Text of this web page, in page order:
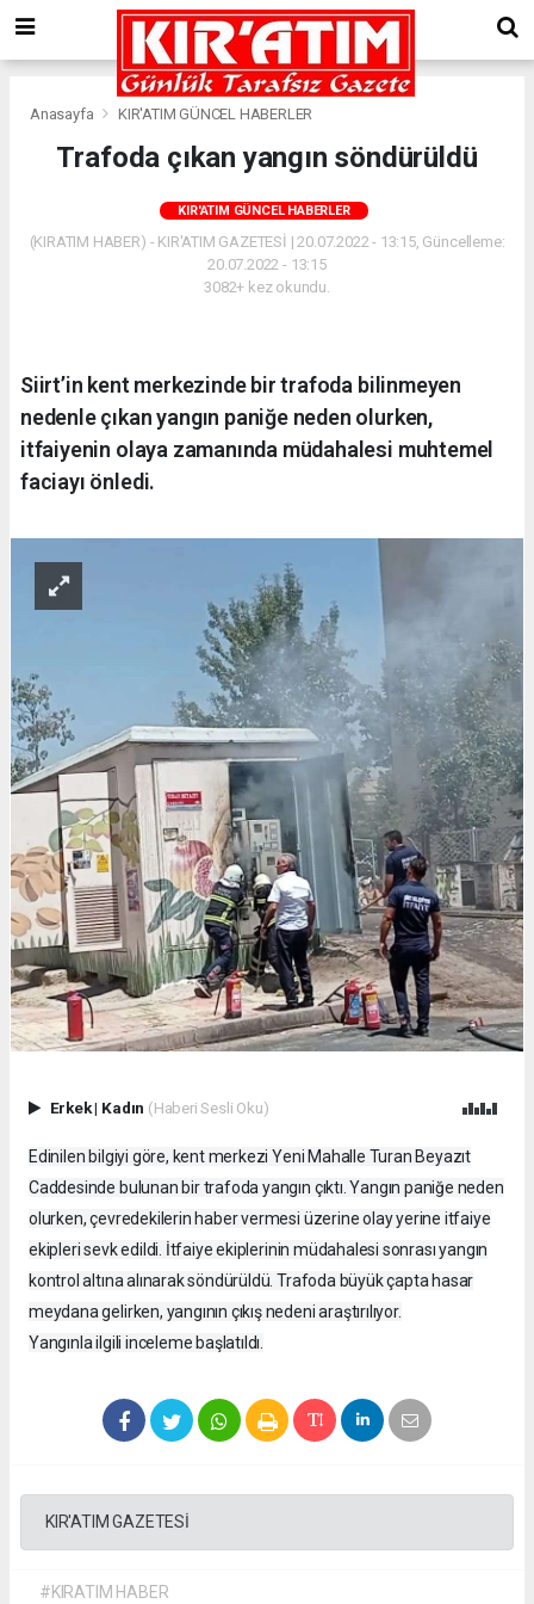
Anasayfa KIR'ATIM GÜNCEL HABERLER
Trafoda çıkan yangın söndürüldü
KIR'ATIM GÜNCEL HABERLER
(KIRATIM HABER) - KIR'ATIM GAZETESİ | 20.07.2022 - 13:15, Güncelleme:
20.07.2022 - 13:15
3082+ kez okundu.
Siirt’in kent merkezinde bir trafoda bilinmeyen
nedenle çıkan yangın paniğe neden olurken,
itfaiyenin olaya zamanında müdahalesi muhtemel
faciayı önledi.
Erkek| Kadın (Haberi Sesli Oku)
Edinilen bilgiyi göre, kent merkezi Yeni Mahalle Turan Beyazıt
Caddesinde bulunan bir trafoda yangın çıktı. Yangın paniğe neden
olurken, çevredekilerin haber vermesi üzerine olay yerine itfaiye
ekipleri sevk edildi. İtfaiye ekiplerinin müdahalesi sonrası yangın
kontrol altına alınarak söndürüldü. Trafoda büyük çapta hasar
meydana gelirken, yangının çıkış nedeni araştırılıyor.
Yangınla ilgili inceleme başlatıldı.
KIR'ATIM GAZETESİ
#KIRATIM HABER